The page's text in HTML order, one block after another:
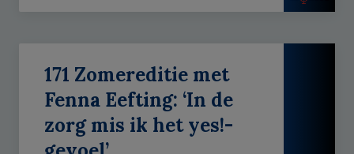
171 Zomereditie met
Fenna Eefting: ‘In de
zorg mis ik het yes!-